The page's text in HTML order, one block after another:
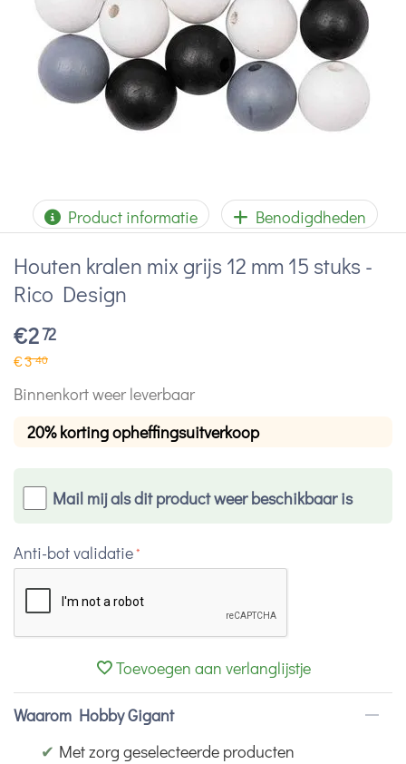
Product informatie Benodigdheden
Houten kralen mix grijs 12 mm 15 stuks -
Rico Design
€272
€340
Binnenkort weer leverbaar
20% korting opheffingsuitverkoop
Mail mij als dit product weer beschikbaar is
Anti-bot validatie
Toevoegen aan verlanglijstje
Waarom Hobby Gigant
✔ Met zorg geselecteerde producten